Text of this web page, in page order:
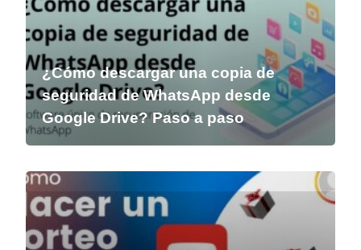
¿Cómo descargar una copia de
seguridad de WhatsApp desde
Google Drive? Paso a paso